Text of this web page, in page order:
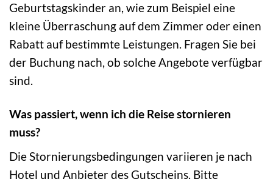
Geburtstagskinder an, wie zum Beispiel eine
kleine Überraschung auf dem Zimmer oder einen
Rabatt auf bestimmte Leistungen. Fragen Sie bei
der Buchung nach, ob solche Angebote verfügbar
sind.
Was passiert, wenn ich die Reise stornieren
muss?
Die Stornierungsbedingungen variieren je nach
Hotel und Anbieter des Gutscheins. Bitte